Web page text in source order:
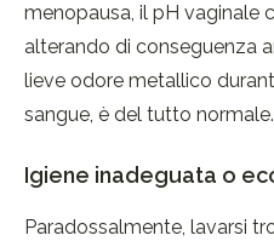
menopausa, il pH vaginale
alterando di conseguenza
lieve odore metallico
sangue, è del tutto normale.
Igiene inadeguata o
Paradossalmente, lavarsi